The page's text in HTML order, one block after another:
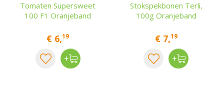
Tomaten Supersweet
100 F1 Oranjeband
€ 6,19
Stokspekbonen Terli,
100g Oranjeband
€ 7,19